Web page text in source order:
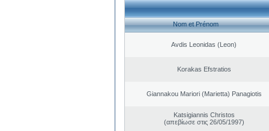
Nom et Prénom
Avdis Leonidas (Leon)
Korakas Efstratios
Giannakou Mariori (Marietta) Panagiotis
Katsigiannis Christos
(απεβίωσε στις 26/05/1997)